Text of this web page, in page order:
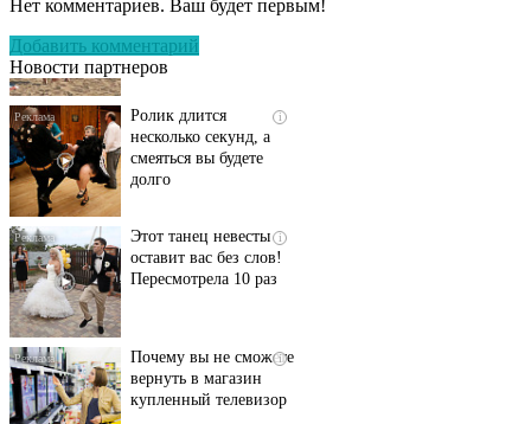
Нет комментариев. Ваш будет первым!
Добавить комментарий
Новости партнеров
люди вытворяют, когда
их не видят...
несколько секунд, а
смеяться вы будете
долго
оставит вас без слов!
Пересмотрела 10 раз
вернуть в магазин
купленный телевизор